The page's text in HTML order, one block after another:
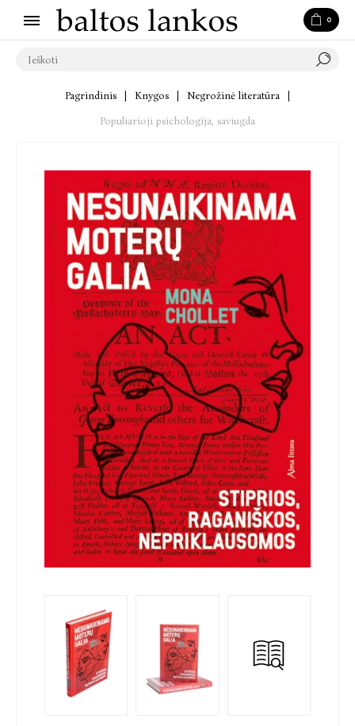
0
Pagrindinis Knygos Negrožinė literatūra
Populiarioji psichologija, saviugda